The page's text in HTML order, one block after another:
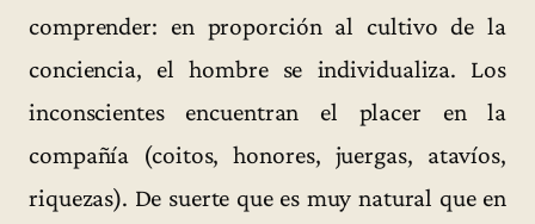
comprender: en proporción al cultivo de la
conciencia, el hombre se individualiza. Los
inconscientes encuentran el placer en la
compañía (coitos, honores, juergas, atavíos,
riquezas). De suerte que es muy natural que en